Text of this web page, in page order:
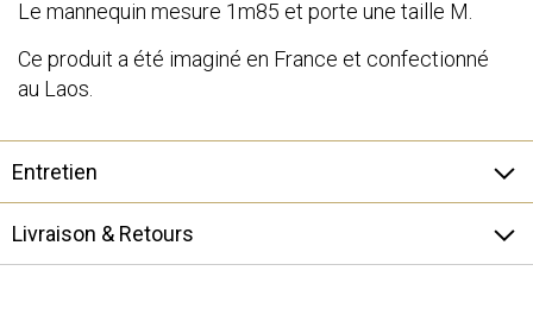
Le mannequin mesure 1m85 et porte une taille M.
Ce produit a été imaginé en France et confectionné
au Laos.
Entretien
Livraison & Retours